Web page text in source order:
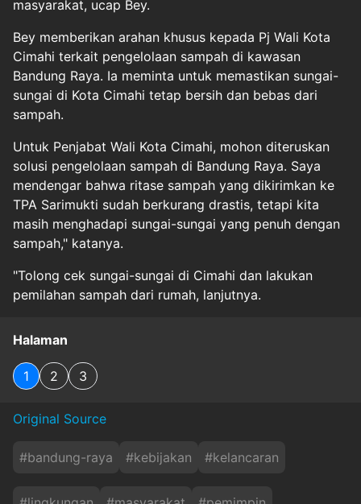
masyarakat, ucap Bey.
Bey memberikan arahan khusus kepada Pj Wali Kota
Cimahi terkait pengelolaan sampah di kawasan
Bandung Raya. Ia meminta untuk memastikan sungai-
sungai di Kota Cimahi tetap bersih dan bebas dari
sampah.
Untuk Penjabat Wali Kota Cimahi, mohon diteruskan
solusi pengelolaan sampah di Bandung Raya. Saya
mendengar bahwa ritase sampah yang dikirimkan ke
TPA Sarimukti sudah berkurang drastis, tetapi kita
masih menghadapi sungai-sungai yang penuh dengan
sampah," katanya.
"Tolong cek sungai-sungai di Cimahi dan lakukan
pemilahan sampah dari rumah, lanjutnya.
Halaman
1 2 3
Original Source
#bandung-raya #kebijakan #kelancaran